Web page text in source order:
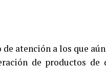
atención a los que
de productos